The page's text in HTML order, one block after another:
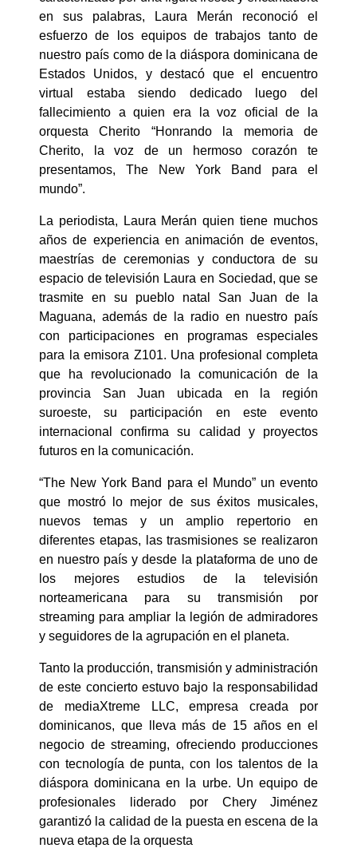
en sus palabras, Laura Merán reconoció el
esfuerzo de los equipos de trabajos tanto de
nuestro país como de la diáspora dominicana de
Estados Unidos, y destacó que el encuentro
virtual estaba siendo dedicado luego del
fallecimiento a quien era la voz oficial de la
orquesta Cherito “Honrando la memoria de
Cherito, la voz de un hermoso corazón te
presentamos, The New York Band para el
mundo”.
La periodista, Laura Merán quien tiene muchos
años de experiencia en animación de eventos,
maestrías de ceremonias y conductora de su
espacio de televisión Laura en Sociedad, que se
trasmite en su pueblo natal San Juan de la
Maguana, además de la radio en nuestro país
con participaciones en programas especiales
para la emisora Z101. Una profesional completa
que ha revolucionado la comunicación de la
provincia San Juan ubicada en la región
suroeste, su participación en este evento
internacional confirma su calidad y proyectos
futuros en la comunicación.
“The New York Band para el Mundo” un evento
que mostró lo mejor de sus éxitos musicales,
nuevos temas y un amplio repertorio en
diferentes etapas, las trasmisiones se realizaron
en nuestro país y desde la plataforma de uno de
los mejores estudios de la televisión
norteamericana para su transmisión por
streaming para ampliar la legión de admiradores
y seguidores de la agrupación en el planeta.
Tanto la producción, transmisión y administración
de este concierto estuvo bajo la responsabilidad
de mediaXtreme LLC, empresa creada por
dominicanos, que lleva más de 15 años en el
negocio de streaming, ofreciendo producciones
con tecnología de punta, con los talentos de la
diáspora dominicana en la urbe. Un equipo de
profesionales liderado por Chery Jiménez
garantizó la calidad de la puesta en escena de la
nueva etapa de la orquesta